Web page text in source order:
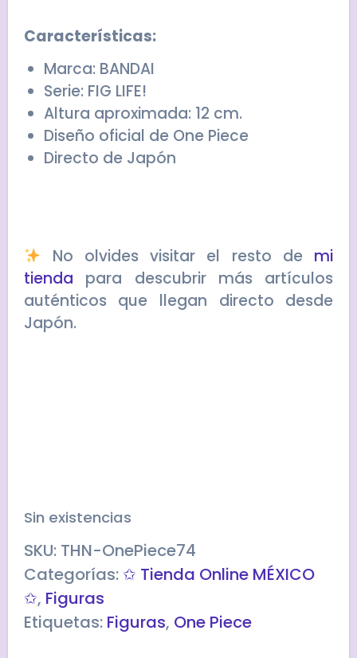
Características:
Marca: BANDAI
Serie: FIG LIFE!
Altura aproximada: 12 cm.
Diseño oficial de One Piece
Directo de Japón
No olvides visitar el resto de mi
tienda para descubrir más artículos
auténticos que llegan directo desde
Japón.
Sin existencias
SKU: THN-OnePiece74
Categorías: ✩ Tienda Online MÉXICO
✩, Figuras
Etiquetas: Figuras, One Piece